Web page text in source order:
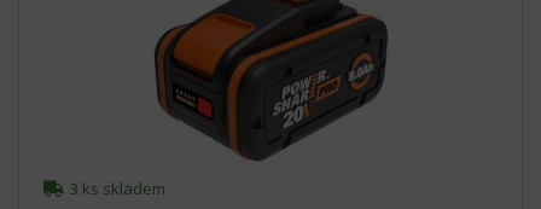
3 ks skladem